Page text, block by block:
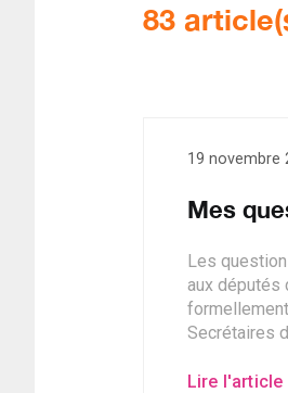
83
19 novembre
Mes
Les
aux députés
Secrétaires
Lire l'article